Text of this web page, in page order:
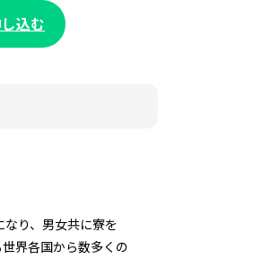
込む
り、男女共に寮を
界各国から数多くの